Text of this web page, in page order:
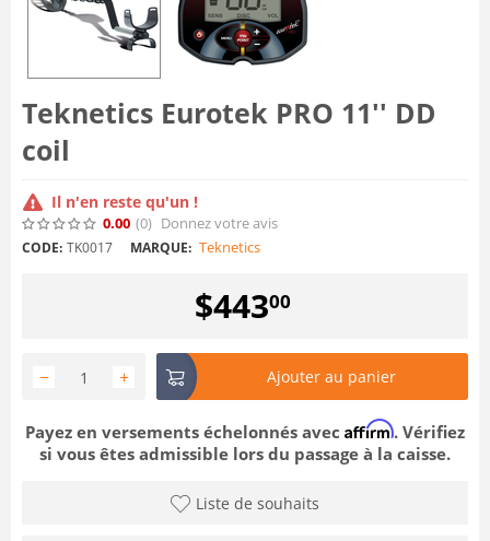
Teknetics Eurotek PRO 11'' DD
coil
Il n'en reste qu'un !
0.00 (0) Donnez votre avis
CODE: TK0017 MARQUE: Teknetics
$44300
+
− Ajouter au panier
Payez en versements échelonnés avec Affirm. Vérifiez
si vous êtes admissible lors du passage à la caisse.
Liste de souhaits